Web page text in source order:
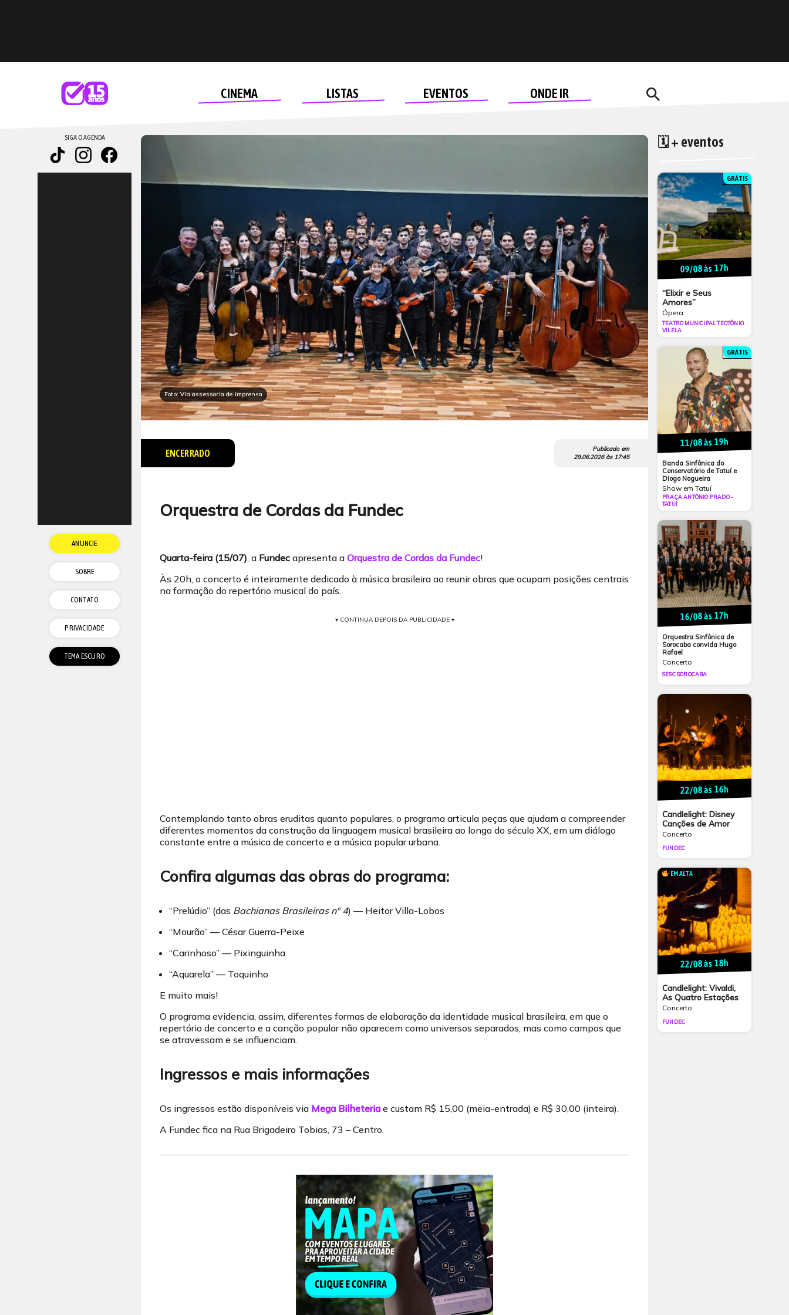
search
CINEMA LISTAS EVENTOS ONDE IR
Foto: Via assessoria de imprensa
ENCERRADO
Publicado em
29.06.2026às 17:45
Orquestra de Cordas da Fundec
Quarta-feira (15/07), a Fundec apresenta a Orquestra de Cordas da Fundec!
Às 20h, o concerto é inteiramente dedicado à música brasileira ao reunir obras que ocupam posições centrais
na formação do repertório musical do país.
▾ CONTINUA DEPOIS DA PUBLICIDADE ▾
Contemplando tanto obras eruditas quanto populares, o programa articula peças que ajudam a compreender
diferentes momentos da construção da linguagem musical brasileira ao longo do século XX, em um diálogo
constante entre a música de concerto e a música popular urbana.
Confira algumas das obras do programa:
“Prelúdio” (das Bachianas Brasileiras nº 4) — Heitor Villa-Lobos
“Mourão” — César Guerra-Peixe
“Carinhoso” — Pixinguinha
“Aquarela” — Toquinho
E muito mais!
O programa evidencia, assim, diferentes formas de elaboração da identidade musical brasileira, em que o
repertório de concerto e a canção popular não aparecem como universos separados, mas como campos que
se atravessam e se influenciam.
Ingressos e mais informações
Os ingressos estão disponíveis via Mega Bilheteria e custam R$ 15,00 (meia-entrada) e R$ 30,00 (inteira).
A Fundec fica na Rua Brigadeiro Tobias, 73 – Centro.
🗓 + eventos
GRÁTIS
09/08 às 17h
“Elixir e Seus
Amores”
Ópera
TEATRO MUNICIPAL TEOTÔNIO
VILELA
GRÁTIS
11/08 às 19h
Banda Sinfônica do
Conservatório de Tatuí e
Diogo Nogueira
Show em Tatuí
PRAÇA ANTÔNIO PRADO -
TATUÍ
16/08 às 17h
Orquestra Sinfônica de
Sorocaba convida Hugo
Rafael
Concerto
SESC SOROCABA
22/08 às 16h
Candlelight: Disney
Canções de Amor
Concerto
FUNDEC
EM ALTA
22/08 às 18h
Candlelight: Vivaldi,
As Quatro Estações
Concerto
FUNDEC
SIGA O AGENDA
ANUNCIE
SOBRE
CONTATO
PRIVACIDADE